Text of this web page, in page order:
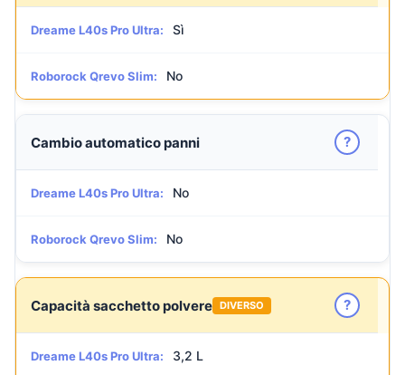
Dreame L40s Pro Ultra: Sì
Roborock Qrevo Slim: No
Cambio automatico panni ?
Dreame L40s Pro Ultra: No
Roborock Qrevo Slim: No
Capacità sacchetto polvere DIVERSO ?
Dreame L40s Pro Ultra: 3,2 L